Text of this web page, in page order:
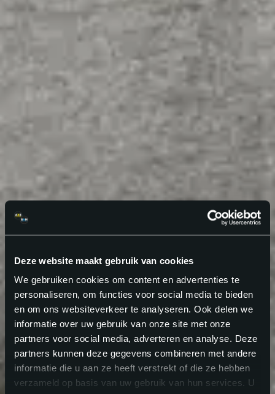
Deze website maakt gebruik van cookies
We gebruiken cookies om content en advertenties te
personaliseren, om functies voor social media te bieden
en om ons websiteverkeer te analyseren. Ook delen we
informatie over uw gebruik van onze site met onze
partners voor social media, adverteren en analyse. Deze
partners kunnen deze gegevens combineren met andere
informatie die u aan ze heeft verstrekt of die ze hebben
verzameld op basis van uw gebruik van hun services. U